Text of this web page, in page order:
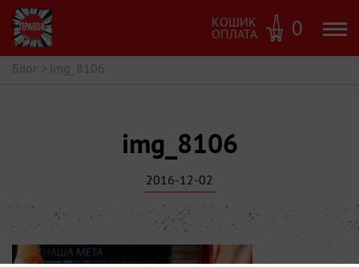
КОШИК
ОПЛАТА 0
Блог > img_8106
img_8106
2016-12-02